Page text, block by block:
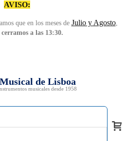
AVISO:
que en los meses de Julio y Agosto,
a las 13:30.
de Lisboa
musicales desde 1958